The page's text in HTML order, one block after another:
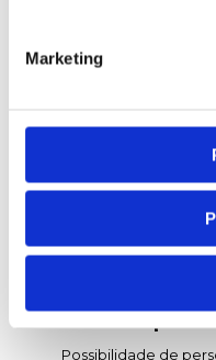
Marketing
Possibilidade de